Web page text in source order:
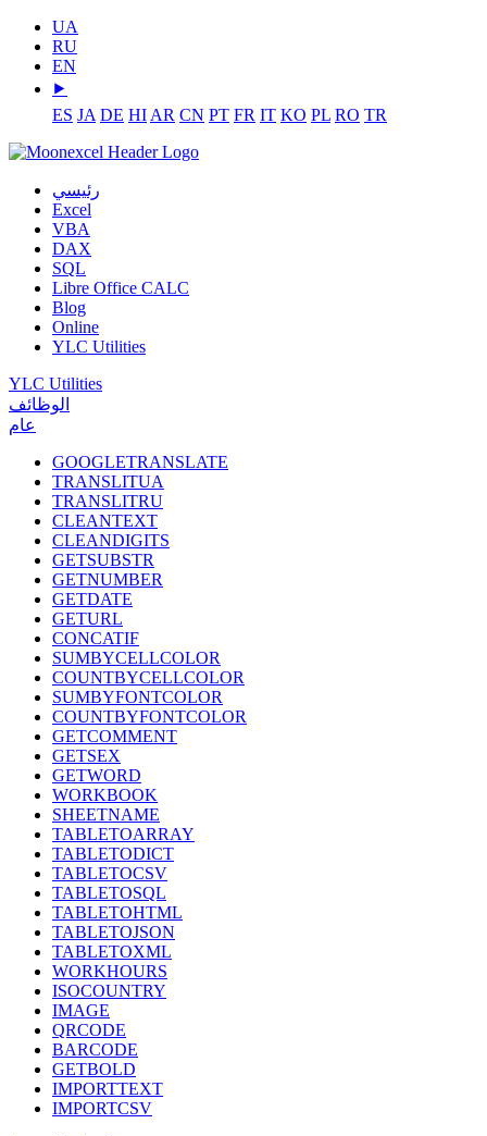
UA
RU
EN
⯈
ES JA DE HI AR CN PT FR IT KO PL RO TR
رئيسي
Excel
VBA
DAX
SQL
Libre Office CALC
Blog
Online
YLC Utilities
YLC Utilities
الوظائف
عام
GOOGLETRANSLATE
TRANSLITUA
TRANSLITRU
CLEANTEXT
CLEANDIGITS
GETSUBSTR
GETNUMBER
GETDATE
GETURL
CONCATIF
SUMBYCELLCOLOR
COUNTBYCELLCOLOR
SUMBYFONTCOLOR
COUNTBYFONTCOLOR
GETCOMMENT
GETSEX
GETWORD
WORKBOOK
SHEETNAME
TABLETOARRAY
TABLETODICT
TABLETOCSV
TABLETOSQL
TABLETOHTML
TABLETOJSON
TABLETOXML
WORKHOURS
ISOCOUNTRY
IMAGE
QRCODE
BARCODE
GETBOLD
IMPORTTEXT
IMPORTCSV